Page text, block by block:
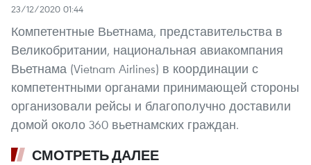
23/12/2020 01:44
Компетентные Вьетнама, представительства в
Великобритании, национальная авиакомпания
Вьетнама (Vietnam Airlines) в координации с
компетентными органами принимающей стороны
организовали рейсы и благополучно доставили
домой около 360 вьетнамских граждан.
СМОТРЕТЬ ДАЛЕЕ